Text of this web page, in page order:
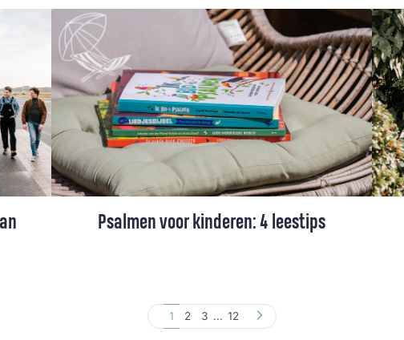
In deze aflevering van De Ongelooflijke
Podcast spreekt Kees van Ekris, scriba van
de Protestantse Kerk Nederland, met
journalist David Boogerd en theoloog
Stefan Paas over de uitdagingen van deze
moeilijke tijden, de invloed van culturele
mythes en hoe verbinding mogelijk blijft in
een verdeelde wereld. Luister de aflevering
nu terug!
Psalmen voor kinderen: 4 leestips
herken je het vast wel: de emoties vliegen
soms alle kanten op met jonge kinderen.
1 2 3 ... 12